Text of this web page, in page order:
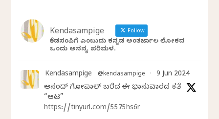
Kendasampige Follow
ಕೆಂಡಸಂಪಿಗೆ ಎಂಬುದು ಕನ್ನಡ ಅಂತರ್ಜಾಲ ಲೋಕದ
ಒಂದು ಅನನ್ಯ ಪರಿಮಳ.
Kendasampige @kendasampige · 9 Jun 2024
ಆನಂದ್‌ ಗೋಪಾಲ್‌ ಬರೆದ ಈ ಭಾನುವಾರದ ಕತೆ
“ಆಟ”
https://tinyurl.com/5575hs6r